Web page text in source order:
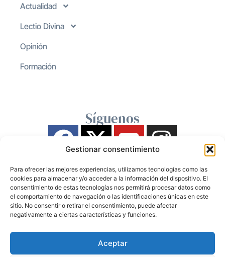
Gestionar consentimiento
Para ofrecer las mejores experiencias, utilizamos tecnologías como las
cookies para almacenar y/o acceder a la información del dispositivo. El
consentimiento de estas tecnologías nos permitirá procesar datos como
el comportamiento de navegación o las identificaciones únicas en este
sitio. No consentir o retirar el consentimiento, puede afectar
negativamente a ciertas características y funciones.
Aceptar
Actualidad
Lectio Divina
Opinión
Formación
Síguenos